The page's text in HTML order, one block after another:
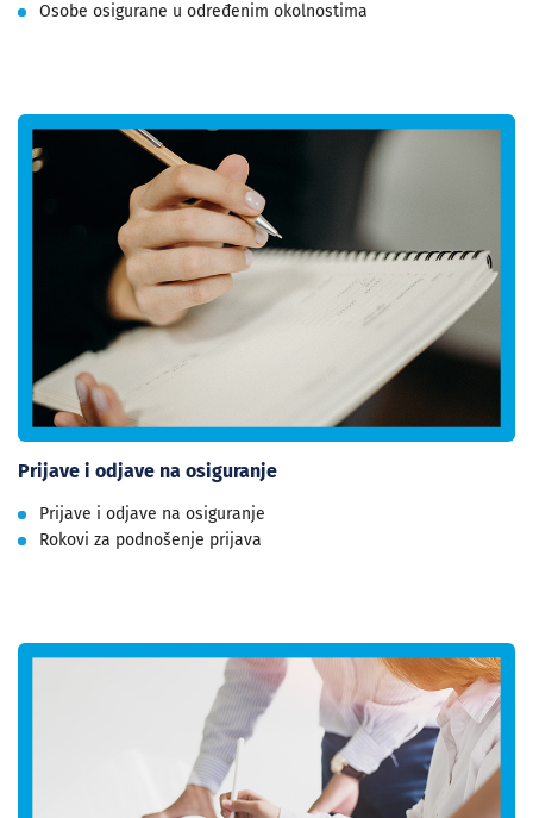
Osobe osigurane u određenim okolnostima
Prijave i odjave na osiguranje
Prijave i odjave na osiguranje
Rokovi za podnošenje prijava